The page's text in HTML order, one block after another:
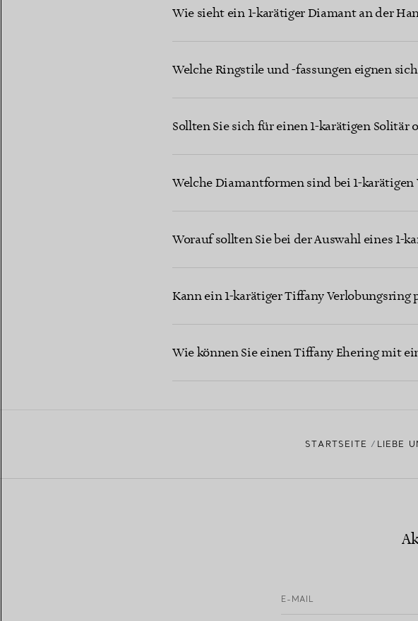
Wie sieht ein 1-karätiger Diamant an der
Welche Ringstile und -fassungen eignen
Sollten Sie sich für einen 1-karätigen
Welche Diamantformen sind bei 1-
Worauf sollten Sie bei der Auswahl eines 1-
Kann ein 1-karätiger Tiffany Verlobungsring
Wie können Sie einen Tiffany Ehering mit
STARTSEITE LIEBE
E-MAIL